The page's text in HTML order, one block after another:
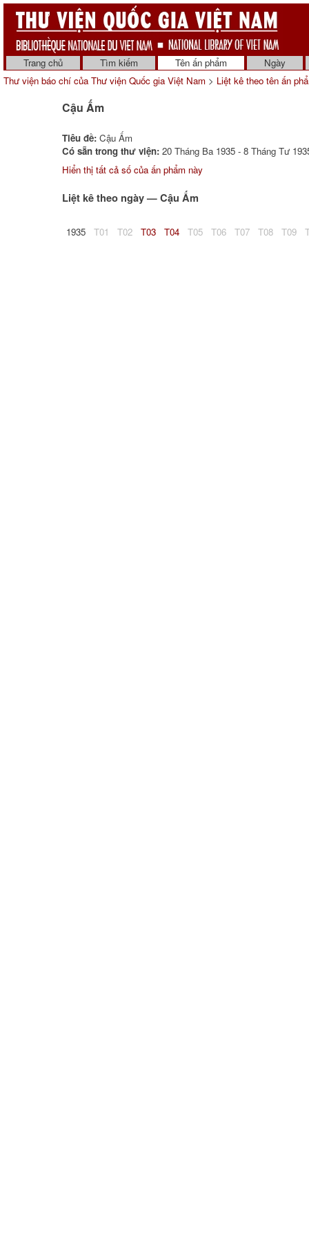
Trang chủ Tìm kiếm Tên ấn phẩm
Ngày
Thư viện báo chí của Thư viện Quốc gia Việt Nam > Liệt kê theo tên ấn
Cậu Ấm
Tiêu đề: Cậu Ấm
Có sẵn trong thư viện: 20 Tháng Ba 1935 - 8 Tháng Tư
Hiển thị tất cả số của ấn phẩm này
Liệt kê theo ngày — Cậu Ấm
1935 T01 T02 T03 T04 T05 T06 T07 T08 T09